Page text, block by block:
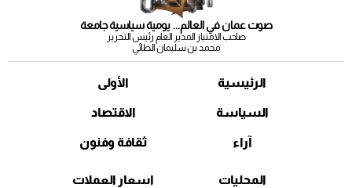
صوت عمان في العالم... يومية سياسية جامعة
صاحب الامتياز المدير العام رئيس التحرير
محمد بن سليمان الطائي
الرئيسية
السياسة
آراء
الأولى
الاقتصاد
ثقافة وفنون
المحليات اسعار العملات